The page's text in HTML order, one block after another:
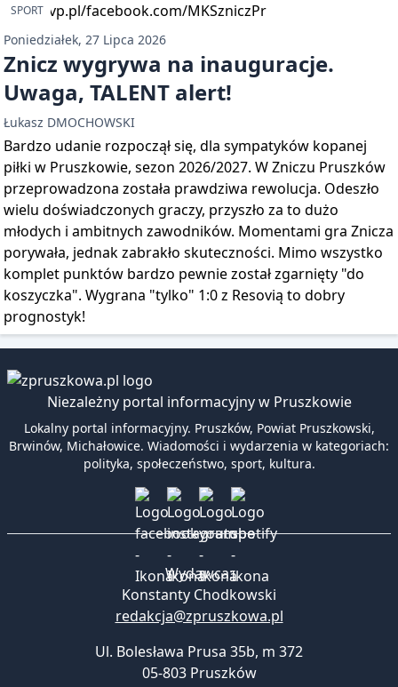
SPORT
Poniedziałek, 27 Lipca 2026
Znicz wygrywa na inauguracje.
Uwaga, TALENT alert!
Łukasz DMOCHOWSKI
Bardzo udanie rozpoczął się, dla sympatyków kopanej
piłki w Pruszkowie, sezon 2026/2027. W Zniczu Pruszków
przeprowadzona została prawdziwa rewolucja. Odeszło
wielu doświadczonych graczy, przyszło za to dużo
młodych i ambitnych zawodników. Momentami gra Znicza
porywała, jednak zabrakło skuteczności. Mimo wszystko
komplet punktów bardzo pewnie został zgarnięty "do
koszyczka". Wygrana "tylko" 1:0 z Resovią to dobry
prognostyk!
Niezależny portal informacyjny w Pruszkowie
Lokalny portal informacyjny. Pruszków, Powiat Pruszkowski,
Brwinów, Michałowice. Wiadomości i wydarzenia w kategoriach:
polityka, społeczeństwo, sport, kultura.
Wydawca:
Konstanty Chodkowski
redakcja@zpruszkowa.pl
Ul. Bolesława Prusa 35b, m 372
05-803 Pruszków